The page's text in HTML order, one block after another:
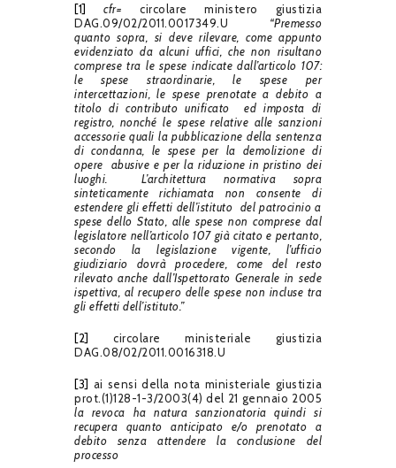
[1] cfr= circolare ministero giustizia
DAG.09/02/2011.0017349.U “Premesso
quanto sopra, si deve rilevare, come appunto
evidenziato da alcuni uffici, che non risultano
comprese tra le spese indicate dall’articolo 107:
le spese straordinarie, le spese per
intercettazioni, le spese prenotate a debito a
titolo di contributo unificato ed imposta di
registro, nonché le spese relative alle sanzioni
accessorie quali la pubblicazione della sentenza
di condanna, le spese per la demolizione di
opere abusive e per la riduzione in pristino dei
luoghi. L’architettura normativa sopra
sinteticamente richiamata non consente di
estendere gli effetti dell’istituto del patrocinio a
spese dello Stato, alle spese non comprese dal
legislatore nell’articolo 107 già citato e pertanto,
secondo la legislazione vigente, l’ufficio
giudiziario dovrà procedere, come del resto
rilevato anche dall’Ispettorato Generale in sede
ispettiva, al recupero delle spese non incluse tra
gli effetti dell’istituto.”
[2]
circolare ministeriale giustizia
DAG.08/02/2011.0016318.U
[3] ai sensi della nota ministeriale giustizia
prot.(1)128-1-3/2003(4) del 21 gennaio 2005
la revoca ha natura sanzionatoria quindi si
recupera quanto anticipato e/o prenotato a
debito senza attendere la conclusione del
processo